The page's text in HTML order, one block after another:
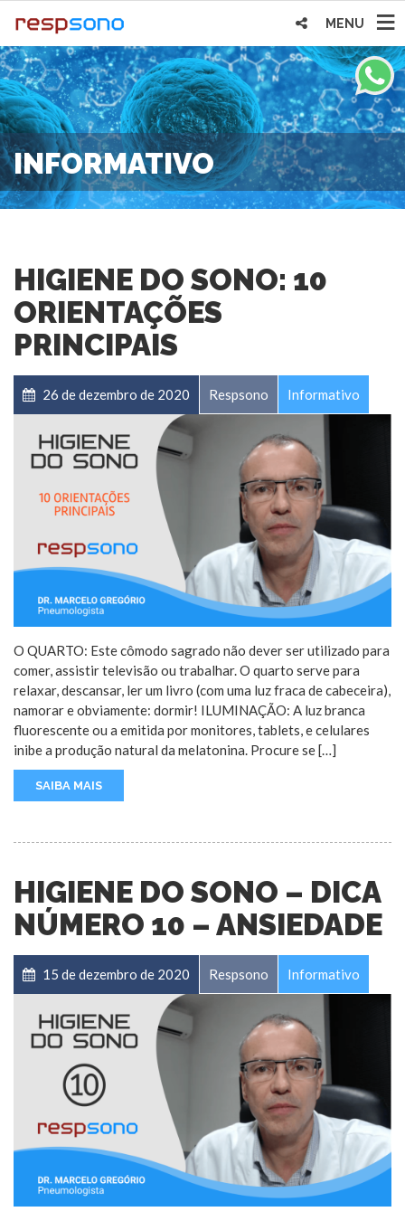
MENU
INFORMATIVO
HIGIENE DO SONO: 10
ORIENTAÇÕES
PRINCIPAIS
26 de dezembro de 2020 Respsono Informativo
O QUARTO: Este cômodo sagrado não dever ser utilizado para
comer, assistir televisão ou trabalhar. O quarto serve para
relaxar, descansar, ler um livro (com uma luz fraca de cabeceira),
namorar e obviamente: dormir! ILUMINAÇÃO: A luz branca
fluorescente ou a emitida por monitores, tablets, e celulares
inibe a produção natural da melatonina. Procure se […]
SAIBA MAIS
HIGIENE DO SONO – DICA
NÚMERO 10 – ANSIEDADE
15 de dezembro de 2020 Respsono Informativo